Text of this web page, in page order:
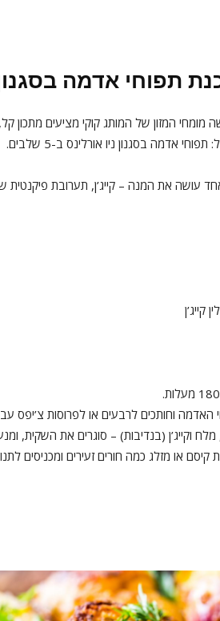
תפוחי אדמה בסגנון ניו
המזון של המותג קוקי מציעים מתכון
אדמה בסגנון ניו אורלינס ב-5 שלבים.
עושה את המנה – קייג’ן, תערובת